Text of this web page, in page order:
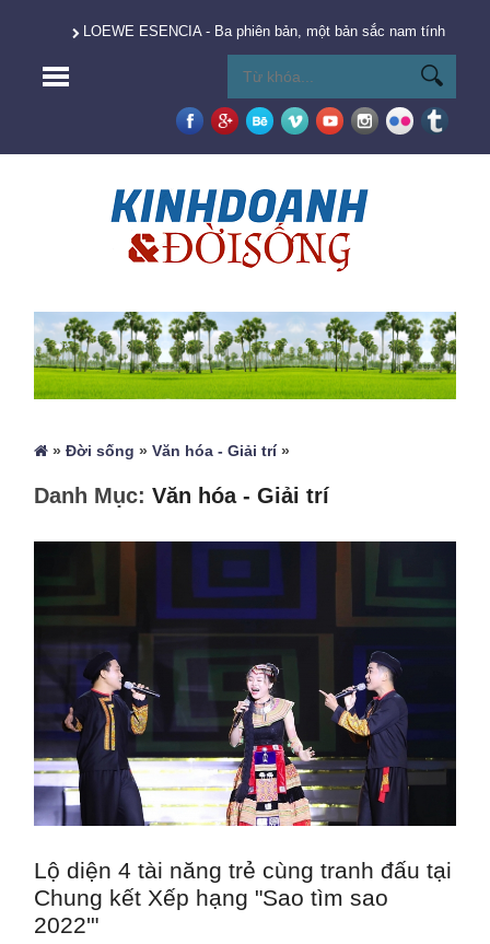
LOEWE ESENCIA - Ba phiên bản, một bản sắc nam tính vượt
»Đời sống »Văn hóa - Giải trí»
Danh Mục:Văn hóa - Giải trí
Lộ diện 4 tài năng trẻ cùng tranh đấu tại
Chung kết Xếp hạng "Sao tìm sao
2022'"